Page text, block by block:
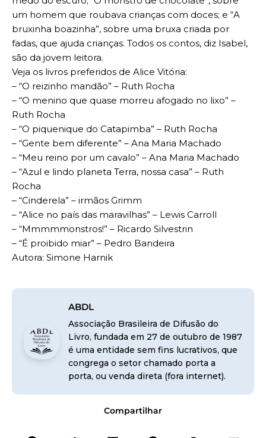
um homem que roubava crianças com doces; e “A
bruxinha boazinha”, sobre uma bruxa criada por
fadas, que ajuda crianças. Todos os contos, diz Isabel,
são da jovem leitora.
Veja os livros preferidos de Alice Vitória:
– “O reizinho mandão” – Ruth Rocha
– “O menino que quase morreu afogado no lixo” –
Ruth Rocha
– “O piquenique do Catapimba” – Ruth Rocha
– “Gente bem diferente” – Ana Maria Machado
– “Meu reino por um cavalo” – Ana Maria Machado
– “Azul e lindo planeta Terra, nossa casa” – Ruth
Rocha
– “Cinderela” – irmãos Grimm
– “Alice no país das maravilhas” – Lewis Carroll
– “Mmmmmonstros!” – Ricardo Silvestrin
– “É proibido miar” – Pedro Bandeira
Autora: Simone Harnik
ABDL
Associação Brasileira de Difusão do
Livro, fundada em 27 de outubro de 1987
é uma entidade sem fins lucrativos, que
congrega o setor chamado porta a
porta, ou venda direta (fora internet).
Compartilhar